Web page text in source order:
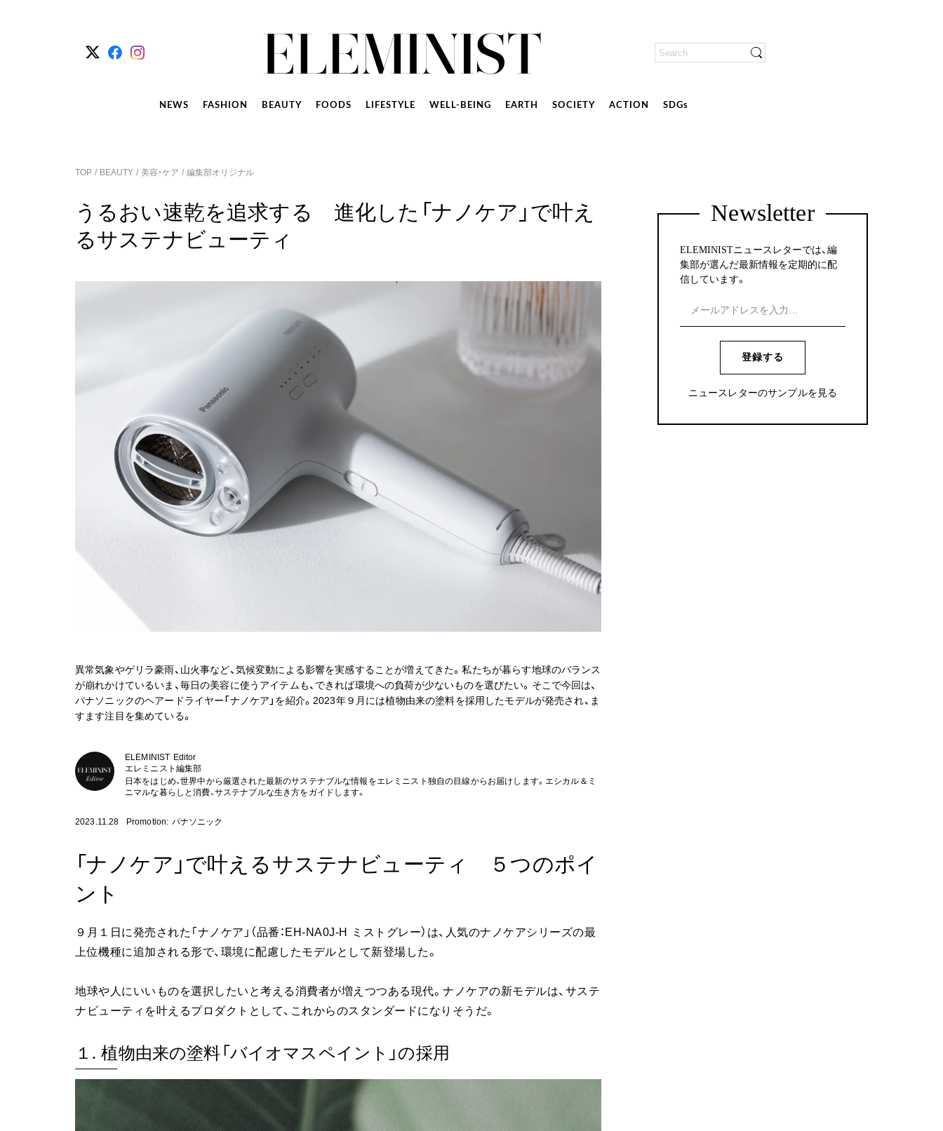
NEWS FASHION BEAUTY FOODS LIFESTYLE WELL-BEING EARTH SOCIETY ACTION SDGs
TOP BEAUTY 美容・ケア 編集部オリジナル
うるおい速乾を追求する 進化した「ナノケア」で叶え
るサステナビューティ
異常気象やゲリラ豪雨、山火事など、気候変動による影響を実感することが増えてきた。私たちが暮らす地球のバランス
が崩れかけているいま、毎日の美容に使うアイテムも、できれば環境への負荷が少ないものを選びたい。そこで今回は、
パナソニックのヘアードライヤー「ナノケア」を紹介。2023年９月には植物由来の塗料を採用したモデルが発売され、ま
すます注目を集めている。
ELEMINIST Editor
エレミニスト編集部
日本をはじめ、世界中から厳選された最新のサステナブルな情報をエレミニスト独自の目線からお届けします。エシカル＆ミ
ニマルな暮らしと消費、サステナブルな生き方をガイドします。
2023.11.28 Promotion: パナソニック
「ナノケア」で叶えるサステナビューティ ５つのポイ
ント
９月１日に発売された「ナノケア」（品番：EH-NA0J-H ミストグレー）は、人気のナノケアシリーズの最
上位機種に追加される形で、環境に配慮したモデルとして新登場した。
地球や人にいいものを選択したいと考える消費者が増えつつある現代。ナノケアの新モデルは、サステ
ナビューティを叶えるプロダクトとして、これからのスタンダードになりそうだ。
１. 植物由来の塗料「バイオマスペイント」の採用
Newsletter
ELEMINISTニュースレターでは、編
集部が選んだ最新情報を定期的に配
信しています。
登録する
ニュースレターのサンプルを見る